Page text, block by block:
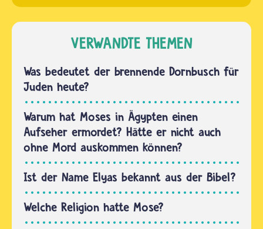
auch
„Mosche“
ist im
Judentum
der
bedeutendste
Prophet.
Er wurde
von G'tt
und vom
israelischen…
VERWANDTE THEMEN
Was bedeutet der brennende Dornbusch für
Juden heute?
Warum hat Moses in Ägypten einen
Aufseher ermordet? Hätte er nicht auch
ohne Mord auskommen können?
Ist der Name Elyas bekannt aus der Bibel?
Welche Religion hatte Mose?